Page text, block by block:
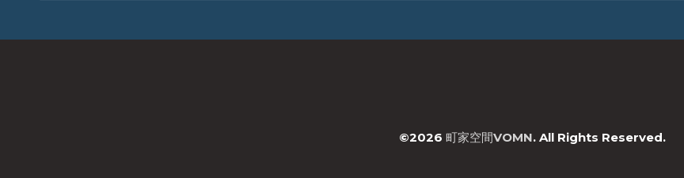
©2026 町家空間VOMN. All Rights Reserved.